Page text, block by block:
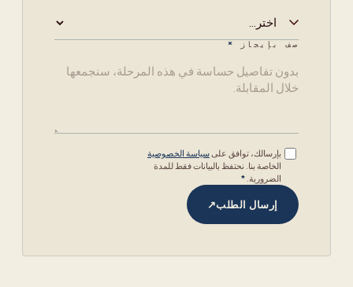
صف بإيجاز *
بإرسالك، توافق علىسياسة الخصوصية
الخاصة بنا. نحتفظ بالبيانات فقط للمدة
الضرورية. *
إرسال الطلب↗